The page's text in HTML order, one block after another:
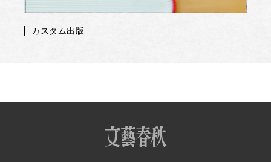
カスタム出版